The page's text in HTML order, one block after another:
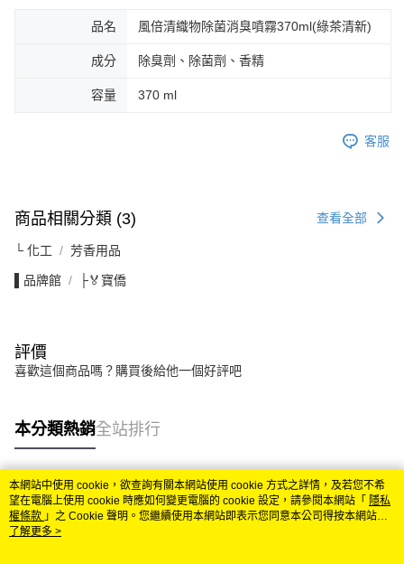
品名 風倍清織物除菌消臭噴霧370ml(綠茶清新)
成分 除臭劑、除菌劑、香精
容量 370 ml
客服
商品相關分類 (3) 查看全部
└ 化工 芳香用品
▌品牌館 ├🏅寶僑
評價
喜歡這個商品嗎？購買後給他一個好評吧
本分類熱銷全站排行
熱門標籤
本網站中使用 cookie，欲查詢有關本網站使用 cookie 方式之詳情，及若您不希
望在電腦上使用 cookie 時應如何變更電腦的 cookie 設定，請參閱本網站「 隱私
權條款 」之 Cookie 聲明。您繼續使用本網站即表示您同意本公司得按本網站使
用條款之 Cookie 聲明使用 cookie。
了解更多 >